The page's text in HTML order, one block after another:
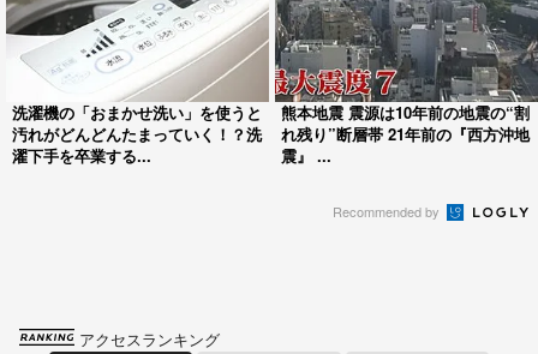
洗濯機の「おまかせ洗い」を使うと
汚れがどんどんたまっていく！？洗
濯下手を卒業する...
熊本地震 震源は10年前の地震の“割
れ残り”断層帯 21年前の『西方沖地
震』 ...
Recommended by
アクセスランキング